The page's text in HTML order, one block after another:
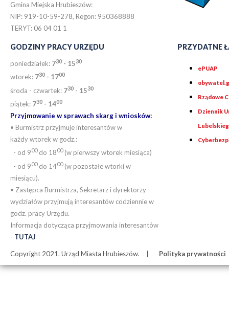
Gmina Miejska Hrubieszów:
NIP: 919-10-59-278, Regon: 950368888
TERYT: 06 04 01 1
GODZINY PRACY URZĘDU
poniedziałek: 730 - 1530
wtorek: 730 - 1700
środa - czwartek: 730 - 1530
piątek: 730 - 1400
Przyjmowanie w sprawach skarg i wniosków:
• Burmistrz przyjmuje interesantów w
każdy wtorek w godz.:
- od 900do 1800(w pierwszy wtorek miesiąca)
- od 900do 1400(w pozostałe wtorki w
miesiącu).
• Zastępca Burmistrza, Sekretarz i dyrektorzy
wydziałów przyjmują interesantów codziennie w
godz. pracy Urzędu.
Informacja dotycząca przyjmowania interesantów
- TUTAJ
PRZYDATNE
ePUAP
Rządowe
Dziennik
Copyright 2021. Urząd Miasta Hrubieszów. Polityka prywatności